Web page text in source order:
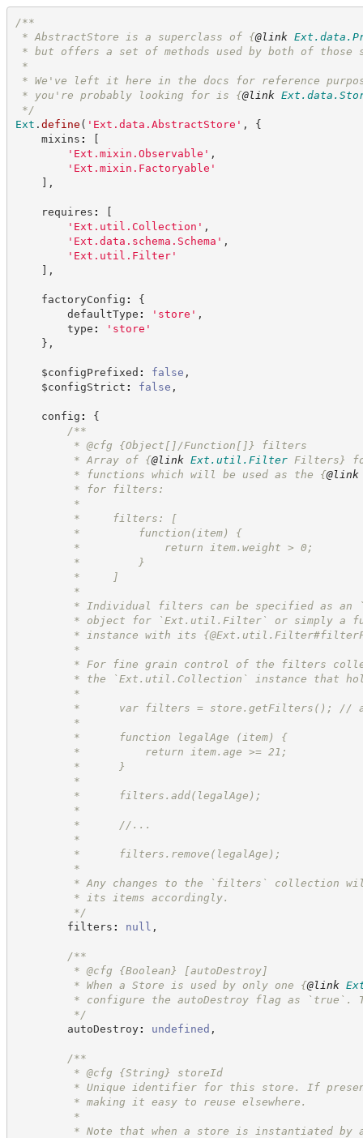
/**
* AbstractStore is a superclass of {@link
* but offers a set of methods used by both of those
*
* We've left it here in the docs for reference
* you're probably looking for is {@link
*/
Ext . define ( ' Ext.data.AbstractStore ' ,
{
mixins :
[
' Ext.mixin.Observable ' ,
' Ext.mixin.Factoryable '
] ,
requires :
[
' Ext.util.Collection ' ,
' Ext.data.schema.Schema ' ,
' Ext.util.Filter'
] ,
factoryConfig :
{
defaultType : ' store ' ,
type : ' store '
} ,
$configPrefixed : false ,
$configStrict : false ,
config :
{
/**
* @cfg {Object[]/Function[]} filters
* Array of {@link Ext.util.Filter Filters}
* functions which will be used as the {@link
* for filters:
*
*     filters: [
*         function(item) {
*             return item.weight > 0;
*         }
*     ]
*
* Individual filters can be specified as an
* object for `Ext.util.Filter` or simply a
* instance with its
*
* For fine grain control of the filters
* the `Ext.util.Collection` instance that
*
*      var filters = store.getFilters(); //
*
*      function legalAge (item) {
*          return item.age >= 21;
*      }
*
*      filters.add(legalAge);
*
*      //...
*
*      filters.remove(legalAge);
*
* Any changes to the `filters` collection will
* its items accordingly.
*/
filters : null ,
/**
* @cfg {Boolean}
[autoDestroy]
* When a Store is used by only one {@link
* configure the autoDestroy flag as `true`.
*/
autoDestroy: undefined ,
/**
* @cfg {String}
storeId
* Unique identifier for this store. If present,
* making it easy to reuse elsewhere.
*
* Note that when a store is instantiated by